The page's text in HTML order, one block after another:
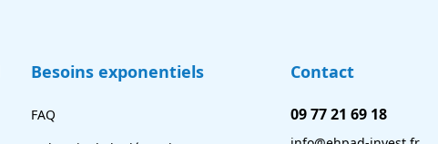
Besoins exponentiels
FAQ
Contact
09 77 21 69 18